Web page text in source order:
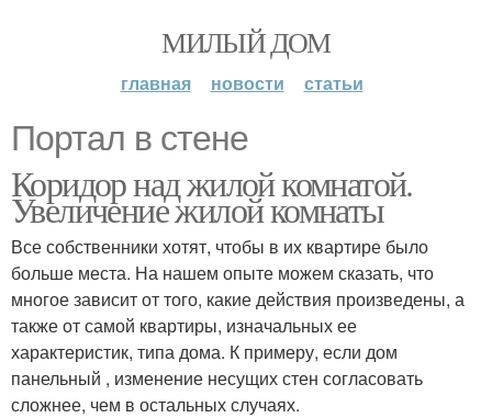
МИЛЫЙ ДОМ
главная новости статьи
Портал в стене
Коридор над жилой комнатой.
Увеличение жилой комнаты
Все собственники хотят, чтобы в их квартире было
больше места. На нашем опыте можем сказать, что
многое зависит от того, какие действия произведены, а
также от самой квартиры, изначальных ее
характеристик, типа дома. К примеру, если дом
панельный , изменение несущих стен согласовать
сложнее, чем в остальных случаях.